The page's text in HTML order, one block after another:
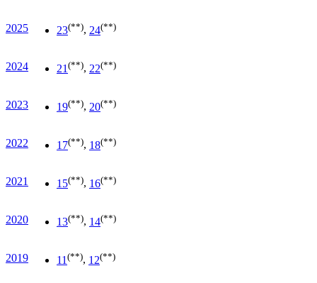
2025 23(**), 24(**)
2024 21 (**), 22(**)
2023 19(**), 20(**)
2022 17(**), 18(**)
2021 15(**), 16(**)
2020 13(**), 14(**)
2019 11 (**), 12(**)